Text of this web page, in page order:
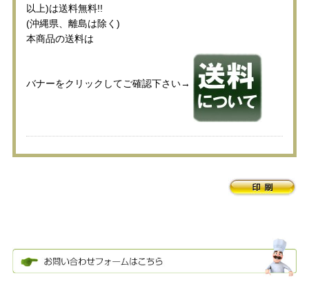
以上)は送料無料!!
(沖縄県、離島は除く)
本商品の送料は
バナーをクリックしてご確認下さい→